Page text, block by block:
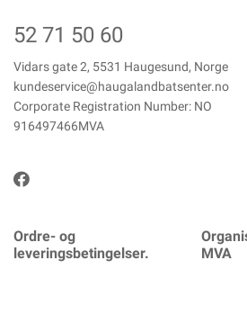
52 71 50 60
Vidars gate 2, 5531 Haugesund, Norge
kundeservice@haugalandbatsenter.no
Corporate Registration Number: NO
916497466MVA
Ordre- og
leveringsbetingelser.
MVA